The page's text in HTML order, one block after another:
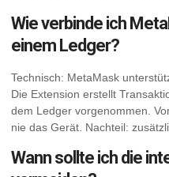
Wie verbinde ich
einem Ledger?
Technisch: MetaMask
Die Extension erstellt
dem Ledger vorgenommen.
nie das Gerät. Nachteil:
Wann sollte ich die